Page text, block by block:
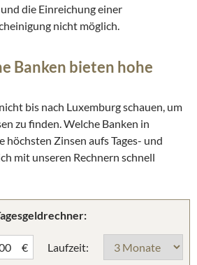
die Einreichung einer
nicht möglich.
Banken bieten hohe
bis nach Luxemburg schauen, um
zu finden. Welche Banken in
höchsten Zinsen aufs Tages- und
mit unseren Rechnern schnell
€ Laufzeit: